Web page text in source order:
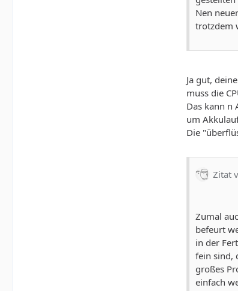
Nen
trotzdem
Ja gut,
muss die
Das kann n
um
Die
Zitat
Zumal
befeurt
in der
fein sind,
großes
einfach